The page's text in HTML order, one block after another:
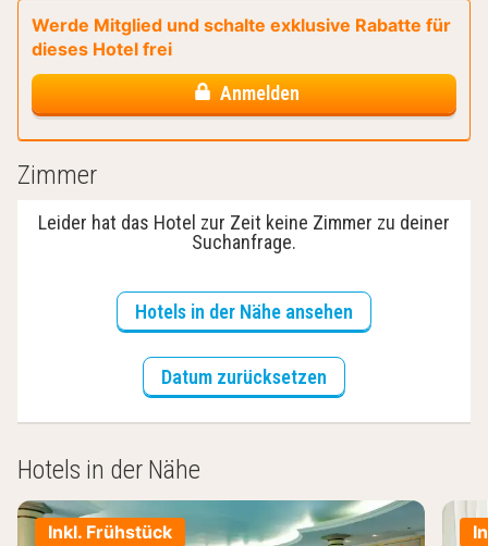
Werde Mitglied und schalte exklusive Rabatte für
dieses Hotel frei
Anmelden
Zimmer
Leider hat das Hotel zur Zeit keine Zimmer zu deiner
Suchanfrage.
Hotels in der Nähe ansehen
Datum zurücksetzen
Hotels in der Nähe
Inkl. Frühstück